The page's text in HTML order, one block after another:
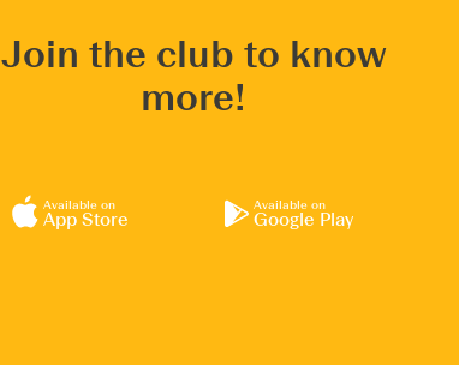
Join the club to know
more!
Available on
App Store
Available on
Google Play